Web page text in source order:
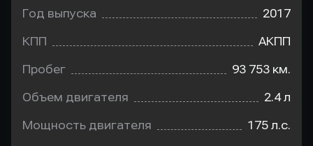
Год выпуска 2017
КПП АКПП
Пробег 93 753 км.
Объем двигателя 2.4 л
Мощность двигателя 175 л.с.